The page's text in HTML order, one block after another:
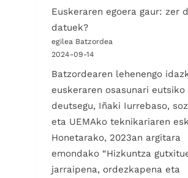
Euskeraren egoera gaur: zer
datuek?
egilea Batzordea
2024-09-14
Batzordearen lehenengo
euskeraren osasunari eutsiko
deutsegu, Iñaki Iurrebaso,
eta UEMAko teknikariaren
Honetarako, 2023an argitara
emondako “Hizkuntza
jarraipena, ordezkapena eta